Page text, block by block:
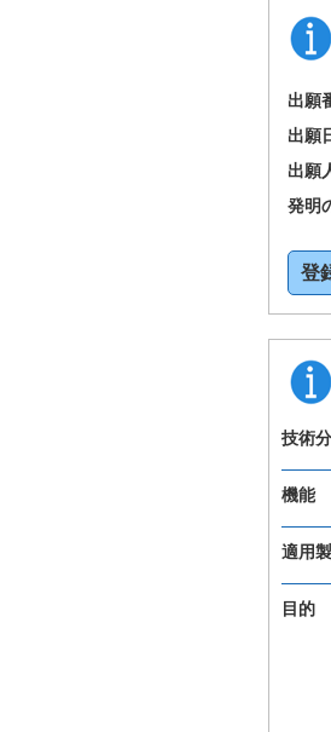
出願
出願
出願
発明
登
技術
機能
適用
目的